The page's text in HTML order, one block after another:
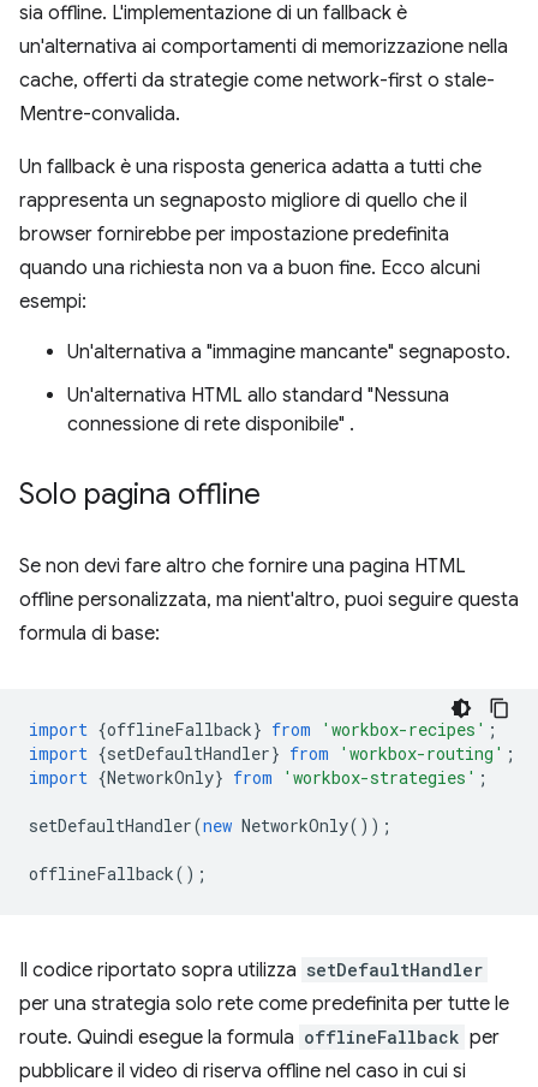
sia offline. L'implementazione di un fallback è
un'alternativa ai comportamenti di memorizzazione nella
cache, offerti da strategie come network-first o stale-
Mentre-convalida.
Un fallback è una risposta generica adatta a tutti che
rappresenta un segnaposto migliore di quello che il
browser fornirebbe per impostazione predefinita
quando una richiesta non va a buon fine. Ecco alcuni
esempi:
Un'alternativa a "immagine mancante" segnaposto.
Un'alternativa HTML allo standard "Nessuna
connessione di rete disponibile" .
Solo pagina offline
Se non devi fare altro che fornire una pagina HTML
offline personalizzata, ma nient'altro, puoi seguire questa
formula di base:
import {offlineFallback} from 'workbox-recipes' ;
import {setDefaultHandler} from 'workbox-routing' ;
import {NetworkOnly} from 'workbox-strategies' ;
setDefaultHandler(new NetworkOnly());
offlineFallback();
Il codice riportato sopra utilizza setDefaultHandler
per una strategia solo rete come predefinita per tutte le
route. Quindi esegue la formula offlineFallback per
pubblicare il video di riserva offline nel caso in cui si